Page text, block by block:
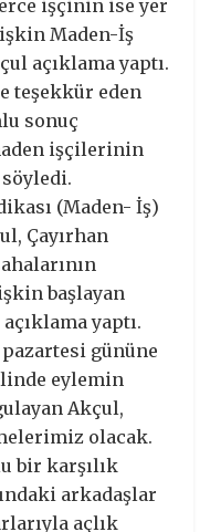
işçinin ise yer
Maden-İş
açıklama yaptı.
teşekkür eden
sonuç
işçilerinin
söyledi.
(Maden- İş)
Çayırhan
başlayan
yaptı.
gününe
eylemin
Akçul,
olacak.
bir karşılık
arkadaşlar
açlık